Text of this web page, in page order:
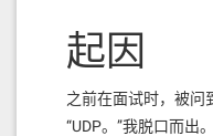
起因
之前在面试时，被问
“UDP。”我脱口而出